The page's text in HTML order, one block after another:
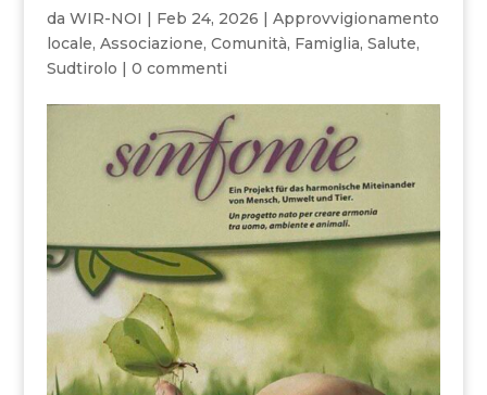
da WIR-NOI | Feb 24, 2026 | Approvvigionamento
locale, Associazione, Comunità, Famiglia, Salute,
Sudtirolo | 0 commenti